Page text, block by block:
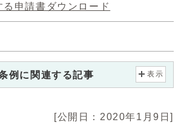
申請書ダウンロード
例に関連する記事 表示
[公開日：2020年1月9日]